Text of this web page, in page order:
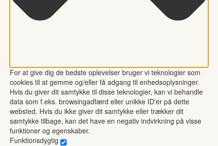
For at give dig de bedste oplevelser bruger vi teknologier som
cookies til at gemme og/eller få adgang til enhedsoplysninger.
Hvis du giver dit samtykke til disse teknologier, kan vi behandle
data som f.eks. browsingadfærd eller unikke ID'er på dette
websted. Hvis du ikke giver dit samtykke eller trækker dit
samtykke tilbage, kan det have en negativ indvirkning på visse
funktioner og egenskaber.
Funktionsdygtig